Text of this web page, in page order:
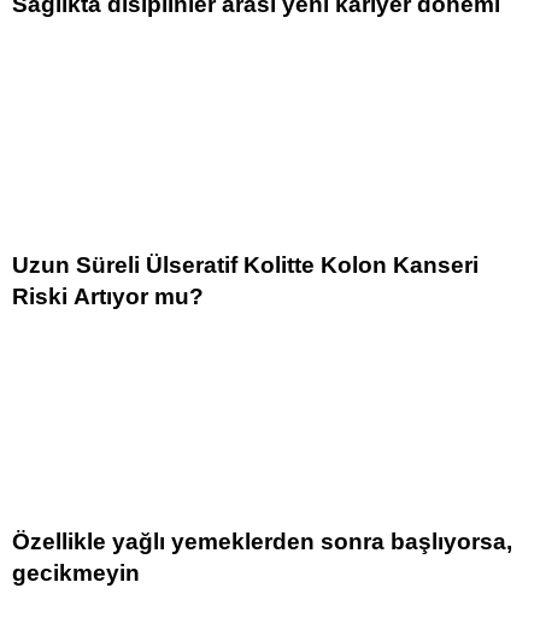
Uzun Süreli Ülseratif Kolitte Kolon Kanseri
Riski Artıyor mu?
Özellikle yağlı yemeklerden sonra başlıyorsa,
gecikmeyin